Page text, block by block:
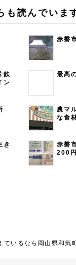
も読んでいま
赤磐
鉄
ン
最高
農マ
な食
き
赤磐
200
ているなら岡山県和気